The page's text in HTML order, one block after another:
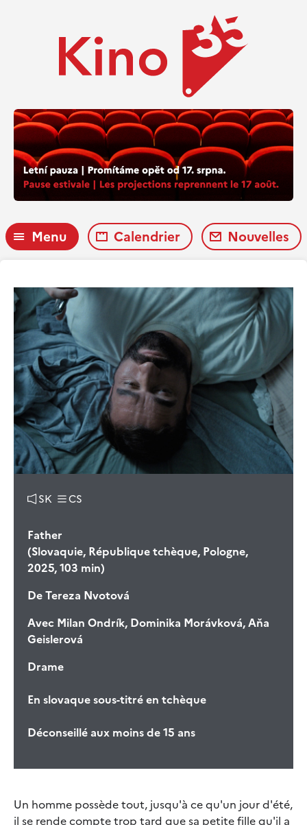
Menu Calendrier Nouvelles
SK CS
Father
(Slovaquie, République tchèque, Pologne,
2025, 103 min)
DeTereza Nvotová
Avec Milan Ondrík, Dominika Morávková, Aňa
Geislerová
Drame
En slovaque sous-titré en tchèque
Déconseillé aux moins de 15 ans
Un homme possède tout, jusqu'à ce qu'un jour d'été,
il se rende compte trop tard que sa petite fille qu'il a